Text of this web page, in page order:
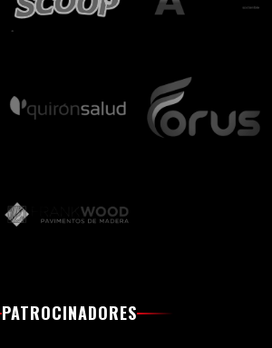
PATROCINADORES